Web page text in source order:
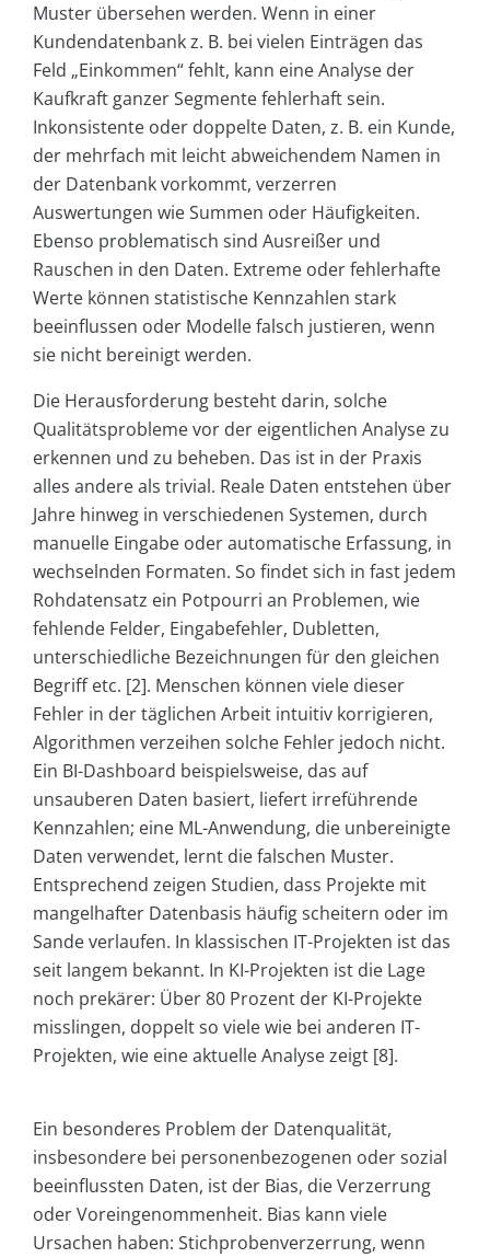
Muster übersehen werden. Wenn in einer
Kundendatenbank z. B. bei vielen Einträgen das
Feld „Einkommen“ fehlt, kann eine Analyse der
Kaufkraft ganzer Segmente fehlerhaft sein.
Inkonsistente oder doppelte Daten, z. B. ein Kunde,
der mehrfach mit leicht abweichendem Namen in
der Datenbank vorkommt, verzerren
Auswertungen wie Summen oder Häufigkeiten.
Ebenso problematisch sind Ausreißer und
Rauschen in den Daten. Extreme oder fehlerhafte
Werte können statistische Kennzahlen stark
beeinflussen oder Modelle falsch justieren, wenn
sie nicht bereinigt werden.
Die Herausforderung besteht darin, solche
Qualitätsprobleme vor der eigentlichen Analyse zu
erkennen und zu beheben. Das ist in der Praxis
alles andere als trivial. Reale Daten entstehen über
Jahre hinweg in verschiedenen Systemen, durch
manuelle Eingabe oder automatische Erfassung, in
wechselnden Formaten. So findet sich in fast jedem
Rohdatensatz ein Potpourri an Problemen, wie
fehlende Felder, Eingabefehler, Dubletten,
unterschiedliche Bezeichnungen für den gleichen
Begriff etc. [2]. Menschen können viele dieser
Fehler in der täglichen Arbeit intuitiv korrigieren,
Algorithmen verzeihen solche Fehler jedoch nicht.
Ein BI-Dashboard beispielsweise, das auf
unsauberen Daten basiert, liefert irreführende
Kennzahlen; eine ML-Anwendung, die unbereinigte
Daten verwendet, lernt die falschen Muster.
Entsprechend zeigen Studien, dass Projekte mit
mangelhafter Datenbasis häufig scheitern oder im
Sande verlaufen. In klassischen IT-Projekten ist das
seit langem bekannt. In KI-Projekten ist die Lage
noch prekärer: Über 80 Prozent der KI-Projekte
misslingen, doppelt so viele wie bei anderen IT-
Projekten, wie eine aktuelle Analyse zeigt [8].
Ein besonderes Problem der Datenqualität,
insbesondere bei personenbezogenen oder sozial
beeinflussten Daten, ist der Bias, die Verzerrung
oder Voreingenommenheit. Bias kann viele
Ursachen haben: Stichprobenverzerrung, wenn